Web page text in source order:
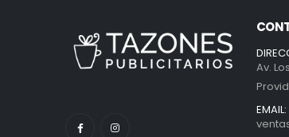
Av.
EMAIL: